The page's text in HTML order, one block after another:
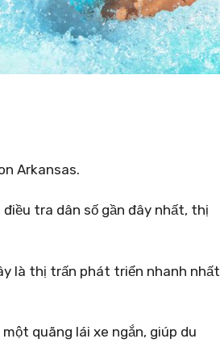
Arkansas.
tra dân số gần đây nhất, thị
là thị trấn phát triển nhanh nhất
quãng lái xe ngắn, giúp du